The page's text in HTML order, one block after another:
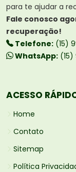
para te ajudar a
Fale conosco
recuperação!
Telefone: (15)
WhatsApp: (15)
ACESSO
Home
Contato
Sitemap
Política